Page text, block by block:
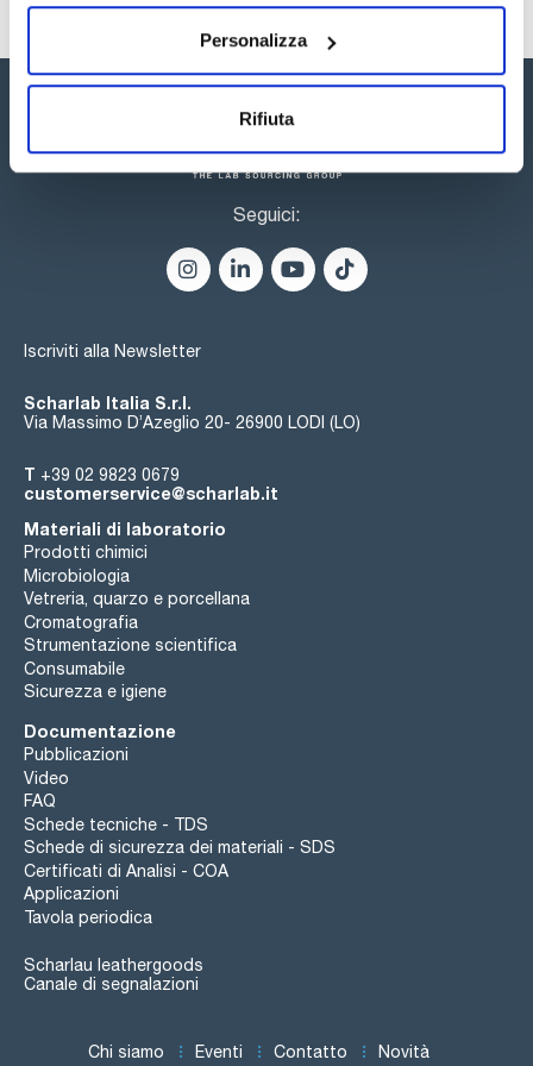
Personalizza
Rifiuta
funzionalizzazioni della silice, diametri interni e dimensioni.
Seguici:
Iscriviti alla Newsletter
Scharlab Italia S.r.l.
Via Massimo D’Azeglio 20- 26900 LODI (LO)
T +39 02 9823 0679
customerservice@scharlab.it
Materiali di laboratorio
Prodotti chimici
Microbiologia
Vetreria, quarzo e porcellana
Cromatografia
Strumentazione scientifica
Consumabile
Sicurezza e igiene
Documentazione
Pubblicazioni
Video
FAQ
Schede tecniche - TDS
Schede di sicurezza dei materiali - SDS
Certificati di Analisi - COA
Applicazioni
Tavola periodica
Scharlau leathergoods
Canale di segnalazioni
Chi siamo Eventi Contatto Novità